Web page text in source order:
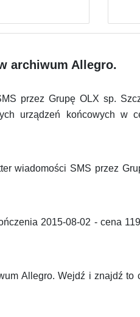
archiwum Allegro.
przez Grupę OLX sp.
urządzeń końcowych w
wiadomości SMS przez
2015-08-02 - cena
Allegro. Wejdź i znajdź to